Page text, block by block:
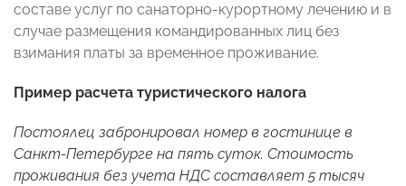
составе услуг по санаторно-курортному лечению и в
случае размещения командированных лиц без
взимания платы за временное проживание.
Пример расчета туристического налога
Постоялец забронировал номер в гостинице в
Санкт-Петербурге на пять суток. Стоимость
проживания без учета НДС составляет 5 тысяч